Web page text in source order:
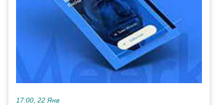
17:00, 22 Янв